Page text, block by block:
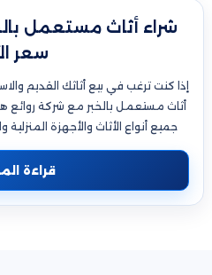
شراء أثاث مستعمل
سعر
إذا كنت ترغب في بيع أثاثك القديم
أثاث مستعمل بالخبر مع شركة روائع
جميع أنواع الأثاث والأجهزة
قراءة